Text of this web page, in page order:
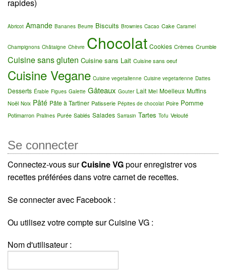
rapides)
Abricot Amande Bananes Beurre Biscuits Brownies Cacao Cake Caramel
Champignons Châtaigne Chèvre Chocolat Cookies Crèmes Crumble
Cuisine sans gluten Cuisine sans Lait Cuisine sans oeuf
Cuisine Vegane Cuisine vegetalienne Cuisine vegetarienne Dattes
Desserts Érable Figues Galette Gâteaux Gouter Lait Miel Moelleux Muffins
Noël Noix Pâté Pâte à Tartiner Patisserie Pépites de chocolat Poire Pomme
Potimarron Pralines Purée Sablés Salades Sarrasin Tartes Tofu Velouté
Se connecter
Connectez-vous surCuisine VGpour enregistrer vos
recettes préférées dans votre carnet de recettes.
Se connecter avec Facebook :
Ou utilisez votre compte sur Cuisine VG :
Nom d'utilisateur :